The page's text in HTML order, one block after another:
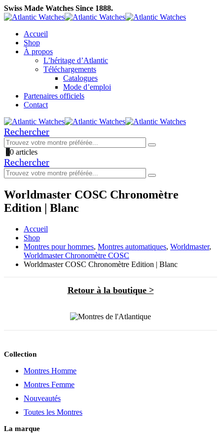
Swiss Made Watches Since 1888.
Accueil
Shop
À propos
L’héritage d’Atlantic
Téléchargements
Catalogues
Mode d’emploi
Partenaires officiels
Contact
Rechercher
00 articles
Rechercher
Worldmaster COSC Chronomètre
Edition | Blanc
Accueil
Shop
Montres pour hommes, Montres automatiques, Worldmaster,
Worldmaster Chronomètre COSC
Worldmaster COSC Chronomètre Edition | Blanc
Retour à la boutique >
Collection
Montres Homme
Montres Femme
Nouveautés
Toutes les Montres
La marque